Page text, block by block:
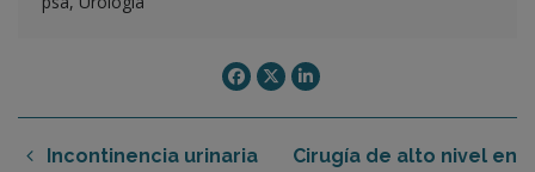
Incontinencia urinaria
Cirugía de alto nivel en